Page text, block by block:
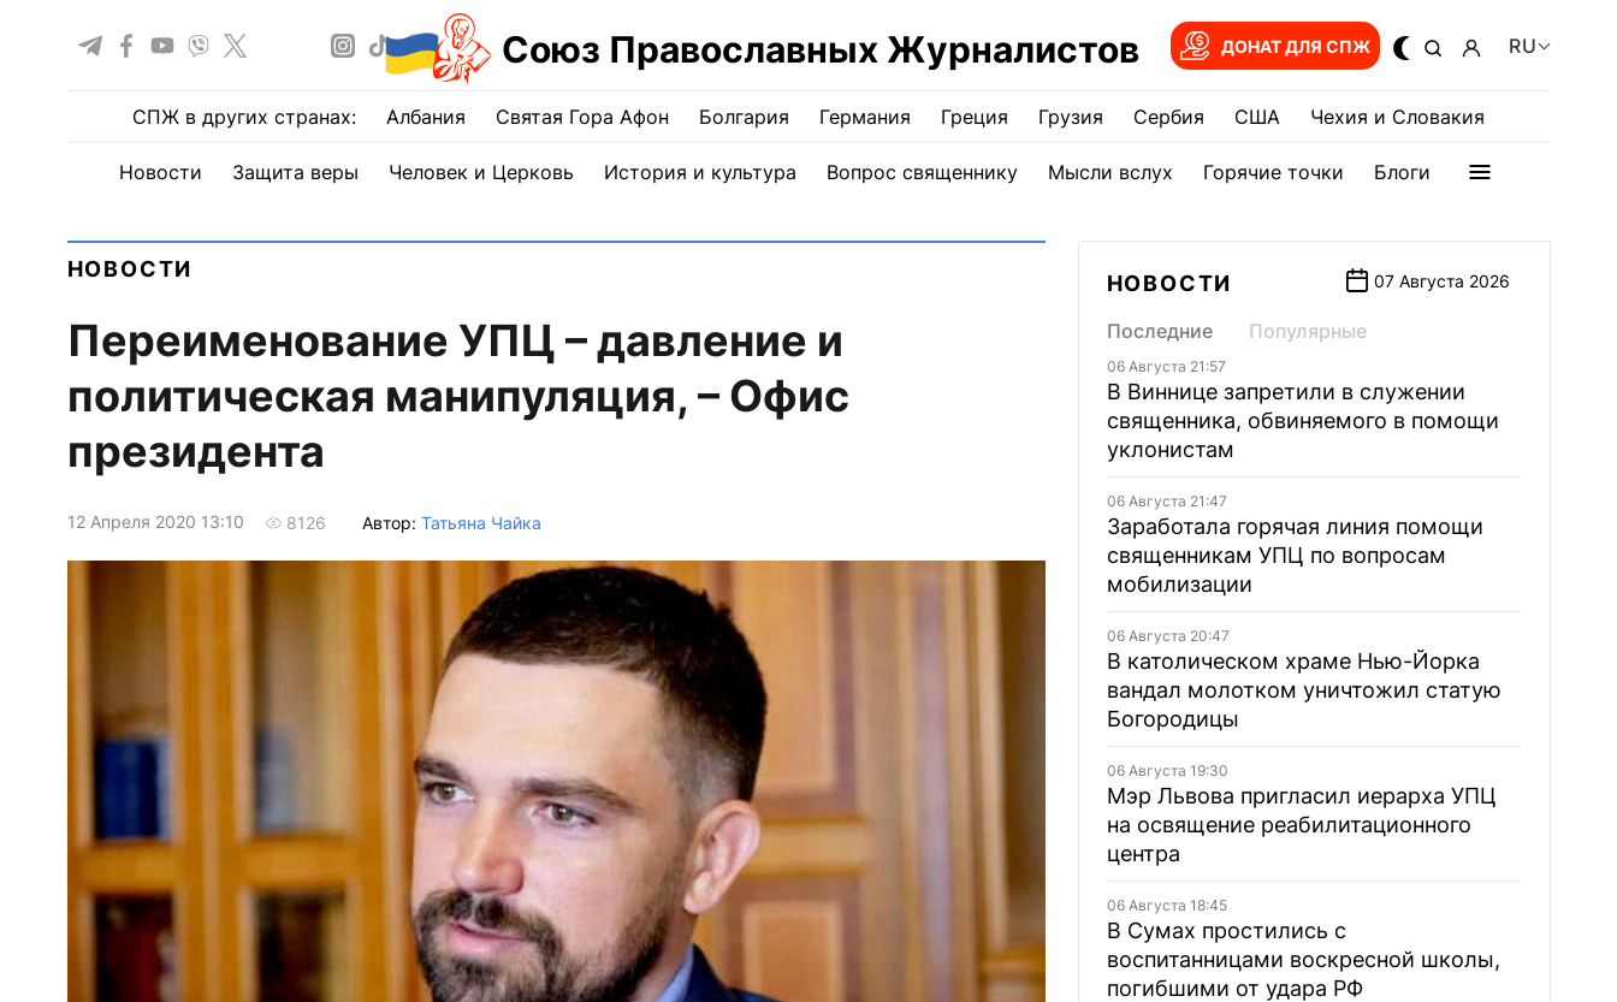
Союз Православных Журналистов ДОНАТ ДЛЯ СПЖ RU
СПЖ в других странах: Албания Святая Гора Афон Болгария Германия Греция Грузия Сербия США Чехия и Словакия
Новости Защита веры Человек и Церковь История и культура Вопрос священнику Мысли вслух Горячие точки Блоги
НОВОСТИ
Переименование УПЦ – давление и
политическая манипуляция, – Офис
президента
12 Апреля 2020 13:10 8126 Автор: Татьяна Чайка
НОВОСТИ 07 Августа 2026
Последние Популярные
06 Августа 21:57
В Виннице запретили в служении
священника, обвиняемого в помощи
уклонистам
06 Августа 21:47
Заработала горячая линия помощи
священникам УПЦ по вопросам
мобилизации
06 Августа 20:47
В католическом храме Нью-Йорка
вандал молотком уничтожил статую
Богородицы
06 Августа 19:30
Мэр Львова пригласил иерарха УПЦ
на освящение реабилитационного
центра
06 Августа 18:45
В Сумах простились с
воспитанницами воскресной школы,
погибшими от удара РФ